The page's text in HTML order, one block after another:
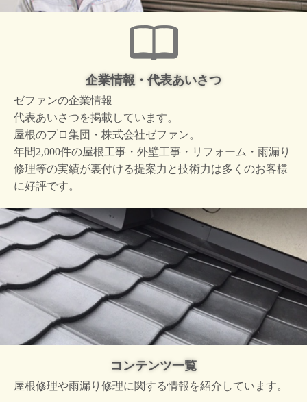
企業情報・代表あいさつ
ゼファンの企業情報
代表あいさつを掲載しています。
屋根のプロ集団・株式会社ゼファン。
年間2,000件の屋根工事・外壁工事・リフォーム・雨漏り
修理等の実績が裏付ける提案力と技術力は多くのお客様
に好評です。
コンテンツ一覧
屋根修理や雨漏り修理に関する情報を紹介しています。